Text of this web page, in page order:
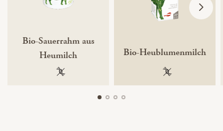
Bio-Sauerrahm aus
Heumilch
100 % gentechnikfrei
Bio-Heublumenmilch
100 %